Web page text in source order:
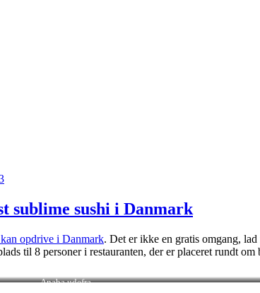
sublime sushi i Danmark
opdrive i Danmark. Det er ikke en gratis omgang,
til 8 personer i restauranten, der er placeret rundt
Anaba udefra